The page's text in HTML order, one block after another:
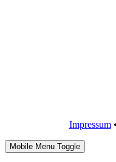
Impressum•
Mobile Menu Toggle